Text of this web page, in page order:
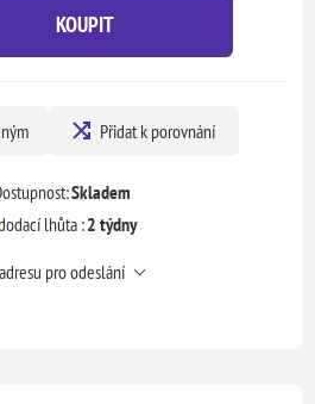
KOUPIT
Přidat k porovnání
Skladem
lhůta :2 týdny
pro odeslání